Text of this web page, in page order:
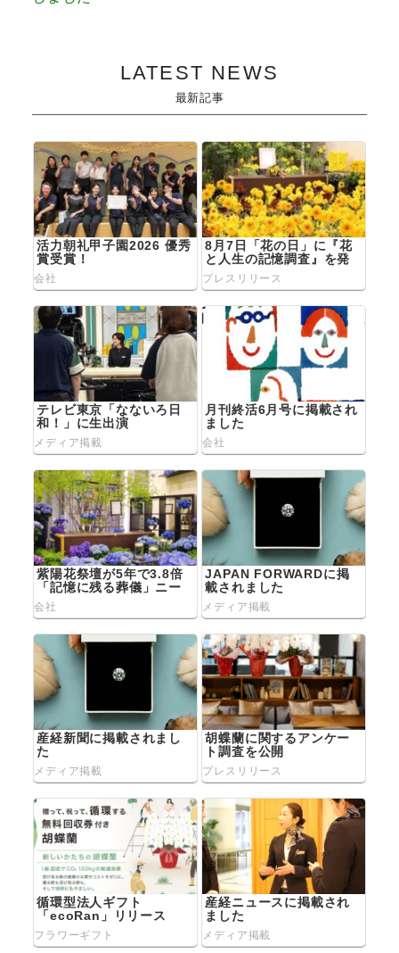
ゲ
ー
シ
ョ
ン
LATEST NEWS
最新記事
活力朝礼甲子園2026 優秀
賞受賞！
会社
8月7日「花の日」に『花
と人生の記憶調査』を発
表
プレスリリース
テレビ東京「なないろ日
和！」に生出演
メディア掲載
月刊終活6月号に掲載され
ました
会社
紫陽花祭壇が5年で3.8倍
「記憶に残る葬儀」ニー
ズ拡大 変わる葬儀観
会社
JAPAN FORWARDに掲
載されました
メディア掲載
産経新聞に掲載されまし
た
メディア掲載
胡蝶蘭に関するアンケー
ト調査を公開
プレスリリース
循環型法人ギフト
「ecoRan」リリース
フラワーギフト
産経ニュースに掲載され
ました
メディア掲載